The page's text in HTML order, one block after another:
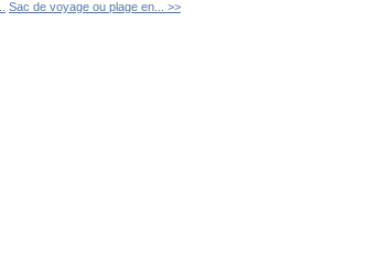
Sac de voyage ou plage en... >>